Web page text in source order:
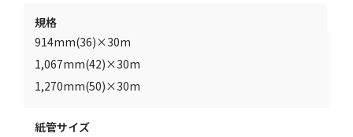
規格
914mm(36)×30m
1,067mm(42)×30m
1,270mm(50)×30m
紙管サイズ